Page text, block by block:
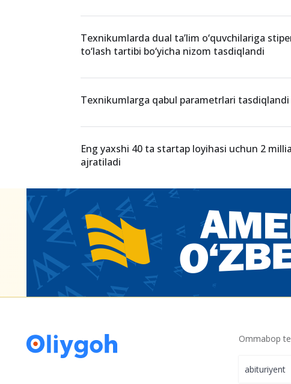
so‘nggi ma’lumotlar
Texnikumlarda dual ta’lim o‘quvchilariga
Texnikumlarga qabul parametrlari tasdiqlandi
Eng yaxshi 40 ta startap loyihasi uchun 2
ajratiladi